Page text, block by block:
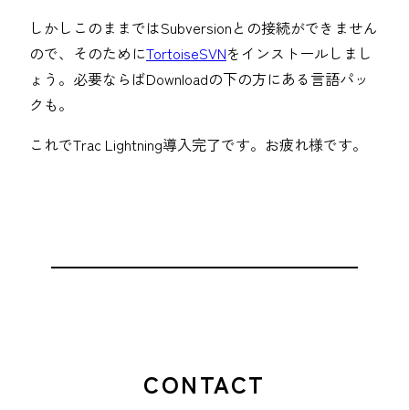
しかしこのままではSubversionとの接続ができません
ので、そのためにTortoiseSVNをインストールしまし
ょう。必要ならばDownloadの下の方にある言語パッ
クも。
これでTrac Lightning導入完了です。お疲れ様です。
CONTACT